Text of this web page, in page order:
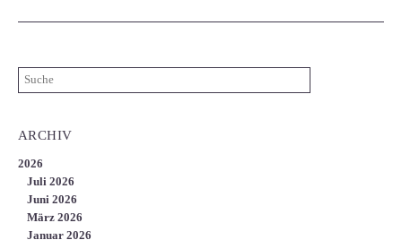
ARCHIV
2026
Juli 2026
Juni 2026
März 2026
Januar 2026